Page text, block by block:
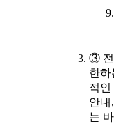
③ 전
한하
적인
안내
는